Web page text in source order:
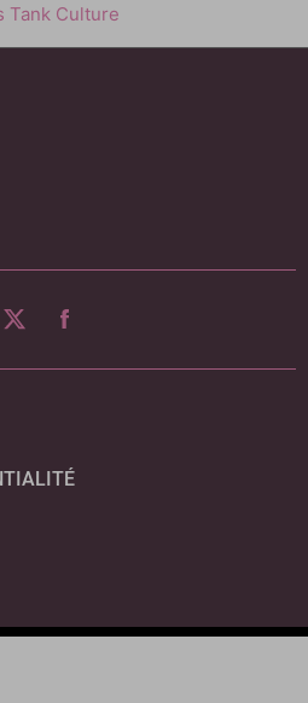
Tank Culture
TWITTERFACEBOOK